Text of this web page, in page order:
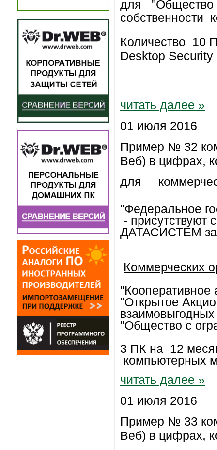
для
"Общество
собственности
Количество
Desktop
читать далее »
01 июля 2016
Пример № 32
Веб) в цифрах,
для
"Федеральное
- присутствуют
ДАТАСИСТЕМ
Коммерческих
"Кооперативное
"Открытое
"Общество с
3 ПК на 12
компьютерных
читать далее »
01 июля 2016
Пример № 33
Веб) в цифрах,